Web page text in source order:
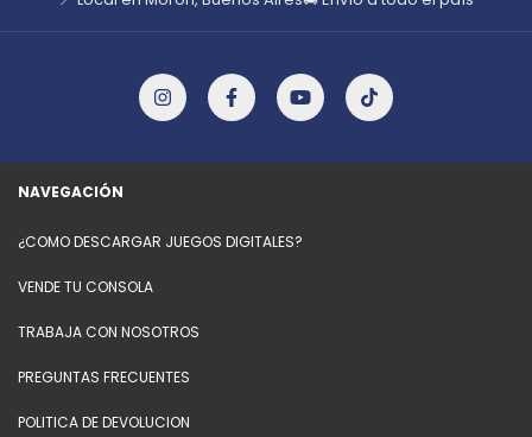
NAVEGACIÓN
¿COMO DESCARGAR JUEGOS DIGITALES?
VENDE TU CONSOLA
TRABAJA CON NOSOTROS
PREGUNTAS FRECUENTES
POLITICA DE DEVOLUCION